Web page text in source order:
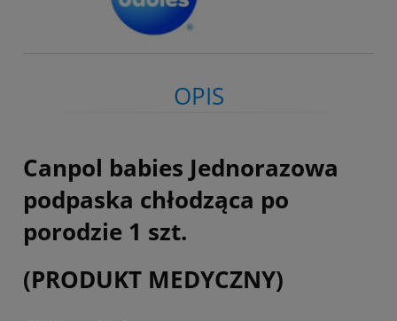
OPIS
Canpol babies Jednorazowa
podpaska chłodząca po
porodzie 1 szt.
(PRODUKT MEDYCZNY)